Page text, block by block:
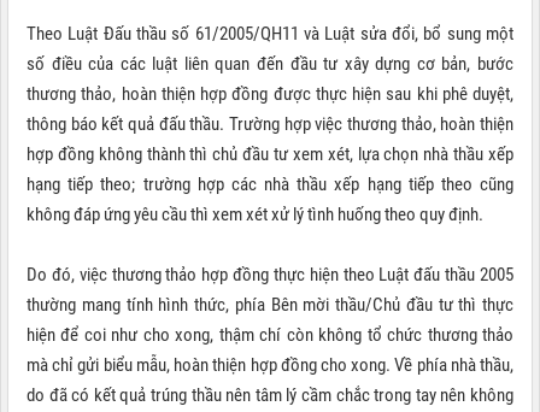
Theo Luật Đấu thầu số 61/2005/QH11 và Luật sửa đổi, bổ sung một
số điều của các luật liên quan đến đầu tư xây dựng cơ bản, bước
thương thảo, hoàn thiện hợp đồng được thực hiện sau khi phê duyệt,
thông báo kết quả đấu thầu. Trường hợp việc thương thảo, hoàn thiện
hợp đồng không thành thì chủ đầu tư xem xét, lựa chọn nhà thầu xếp
hạng tiếp theo; trường hợp các nhà thầu xếp hạng tiếp theo cũng
không đáp ứng yêu cầu thì xem xét xử lý tình huống theo quy định.
Do đó, việc thương thảo hợp đồng thực hiện theo Luật đấu thầu 2005
thường mang tính hình thức, phía Bên mời thầu/Chủ đầu tư thì thực
hiện để coi như cho xong, thậm chí còn không tổ chức thương thảo
mà chỉ gửi biểu mẫu, hoàn thiện hợp đồng cho xong. Về phía nhà thầu,
do đã có kết quả trúng thầu nên tâm lý cầm chắc trong tay nên không